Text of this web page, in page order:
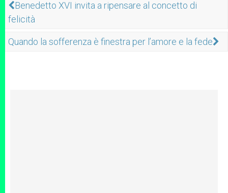
Benedetto XVI invita a ripensare al concetto di
felicità
Quando la sofferenza è finestra per l’amore e la fede